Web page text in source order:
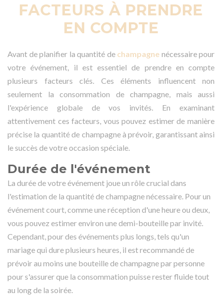
FACTEURS À PRENDRE
EN COMPTE
Avant de planifier la quantité de champagne nécessaire pour
votre événement, il est essentiel de prendre en compte
plusieurs facteurs clés. Ces éléments influencent non
seulement la consommation de champagne, mais aussi
l'expérience globale de vos invités. En examinant
attentivement ces facteurs, vous pouvez estimer de manière
précise la quantité de champagne à prévoir, garantissant ainsi
le succès de votre occasion spéciale.
Durée de l'événement
La durée de votre événement joue un rôle crucial dans
l'estimation de la quantité de champagne nécessaire. Pour un
événement court, comme une réception d'une heure ou deux,
vous pouvez estimer environ une demi-bouteille par invité.
Cependant, pour des événements plus longs, tels qu'un
mariage qui dure plusieurs heures, il est recommandé de
prévoir au moins une bouteille de champagne par personne
pour s'assurer que la consommation puisse rester fluide tout
au long de la soirée.